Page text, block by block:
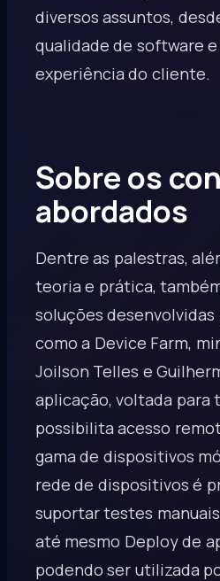
diversos assuntos,
qualidade de software
experiência do cliente.
Sobre os
abordados
Dentre as palestras,
teoria e prática,
soluções desenvolvidas
como a Device Farm,
Joilson Telles e
aplicação, voltada para
possibilita acesso
gama de dispositivos
rede de dispositivos é
suportar testes
até mesmo Deploy de
podendo ser utilizada